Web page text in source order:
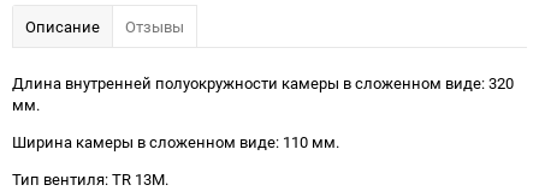
Описание Отзывы
Длина внутренней полуокружности камеры в сложенном виде: 320
мм.
Ширина камеры в сложенном виде: 110 мм.
Тип вентиля: TR 13M.